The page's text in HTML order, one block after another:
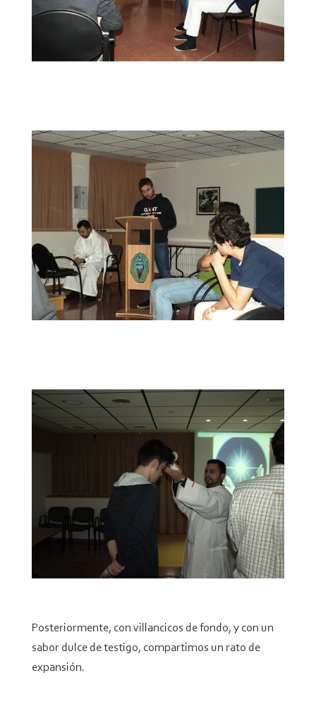
Posteriormente, con villancicos de fondo, y con un
sabor dulce de testigo, compartimos un rato de
expansión.